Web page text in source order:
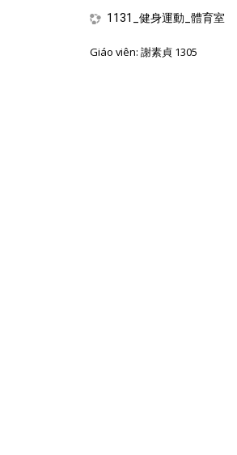
1131_健身運動_體育室
Giáo viên: 謝素貞 1305